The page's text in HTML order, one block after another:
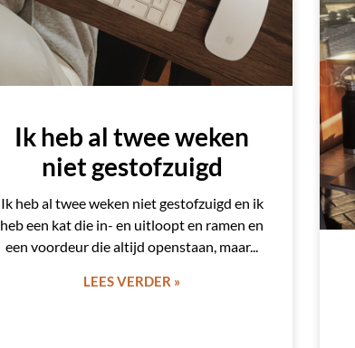
Ik heb al twee weken
niet gestofzuigd
Ik heb al twee weken niet gestofzuigd en ik
heb een kat die in- en uitloopt en ramen en
een voordeur die altijd openstaan, maar
LEES VERDER »